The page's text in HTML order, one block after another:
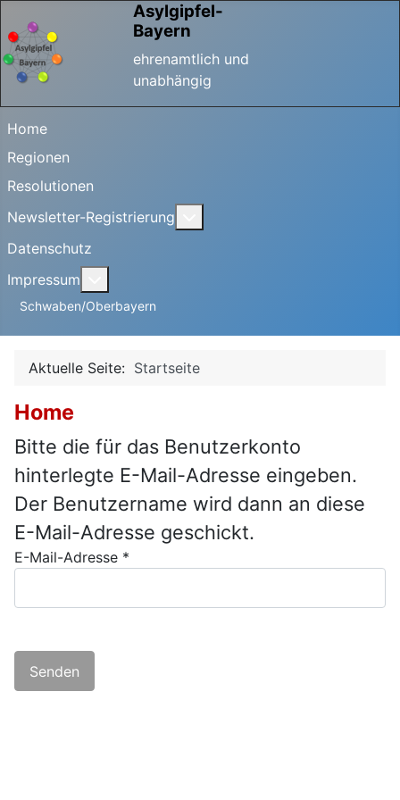
Asylgipfel-
Bayern
ehrenamtlich und
unabhängig
Home
Regionen
Resolutionen
Newsletter-Registrierung
Datenschutz
Impressum
Schwaben/Oberbayern
Aktuelle Seite: Startseite
Home
Bitte die für das Benutzerkonto
hinterlegte E-Mail-Adresse eingeben.
Der Benutzername wird dann an diese
E-Mail-Adresse geschickt.
E-Mail-Adresse *
Senden